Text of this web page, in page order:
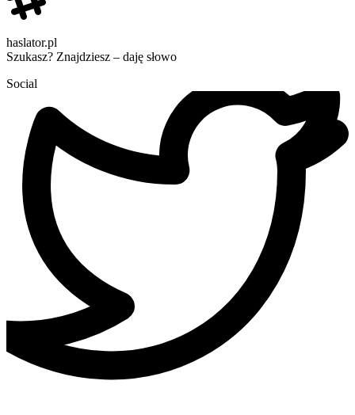
haslator.pl
Szukasz? Znajdziesz – daję słowo
Social